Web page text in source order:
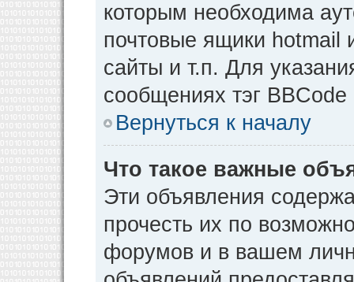
которым необходима
почтовые ящики
сайты и т.п. Для
сообщениях тэг BBCode
Вернуться к началу
Что такое важные
Эти объявления
прочесть их по
форумов и в вашем